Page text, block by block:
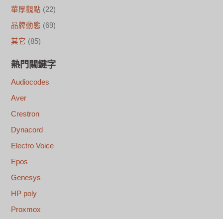
華厚觀點 (22)
品牌動態 (69)
其它 (85)
熱門關鍵字
Audiocodes
Aver
Crestron
Dynacord
Electro Voice
Epos
Genesys
HP poly
Proxmox